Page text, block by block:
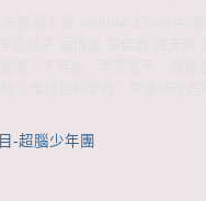
-超腦少年團